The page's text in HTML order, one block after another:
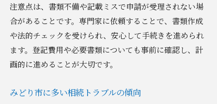
注意点は、書類不備や記載ミスで申請が受理されない場
合があることです。専門家に依頼することで、書類作成
や法的チェックを受けられ、安心して手続きを進められ
ます。登記費用や必要書類についても事前に確認し、計
画的に進めることが大切です。
みどり市に多い相続トラブルの傾向